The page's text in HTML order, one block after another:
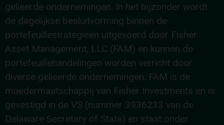
gelieerde ondernemingen. In het bijzonder wordt
de dagelijkse besluitvorming binnen de
portefeuillestrategieën uitgevoerd door Fisher
Asset Management, LLC (FAM) en kunnen de
portefeuillehandelingen worden verricht door
diverse gelieerde ondernemingen. FAM is de
moedermaatschappij van Fisher Investments en is
gevestigd in de VS (nummer 3936233 van de
Delaware Secretary of State) en staat onder